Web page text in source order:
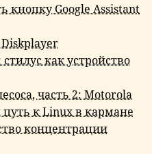
кнопку Google Assistant
как устройство
часть 2: Motorola
путь к Linux в кармане
концентрации